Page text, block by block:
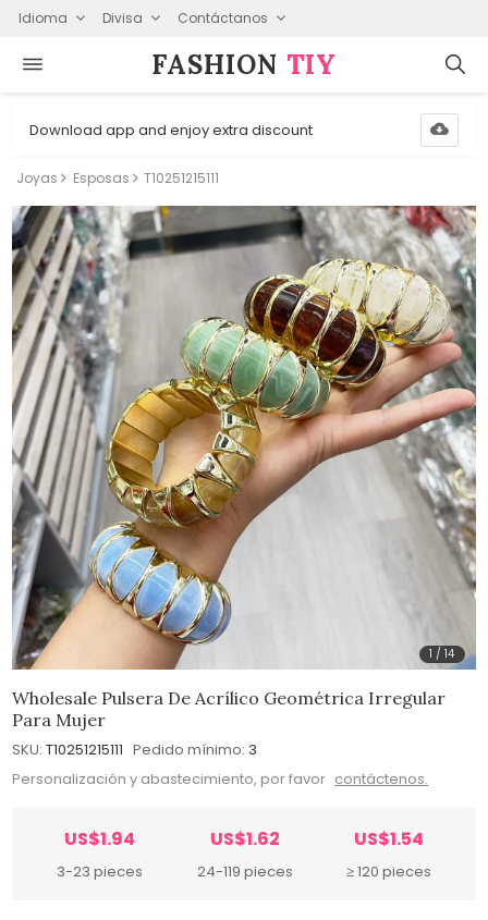
Idioma Divisa Contáctanos
FASHION⁠ TIY
Download app and enjoy extra discount
Joyas Esposas T10251215111
1 /14
Wholesale Pulsera De Acrílico Geométrica Irregular
Para Mujer
SKU: T10251215111 Pedido mínimo: 3
Personalización y abastecimiento, por favor contáctenos.
US$1.94
3-23 pieces
US$1.62
24-119 pieces
US$1.54
≥ 120 pieces